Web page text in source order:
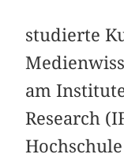
studierte
am
Research